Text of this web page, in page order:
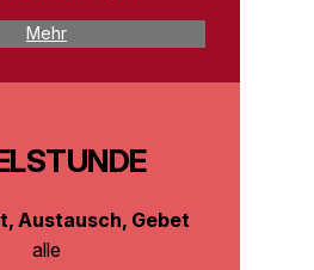
Mehr
Austausch, Gebet
alle